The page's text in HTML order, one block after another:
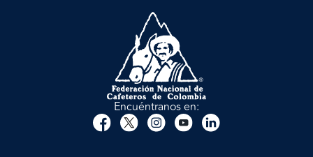
Encuéntranos en: